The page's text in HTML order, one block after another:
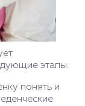
этапы:
понять и